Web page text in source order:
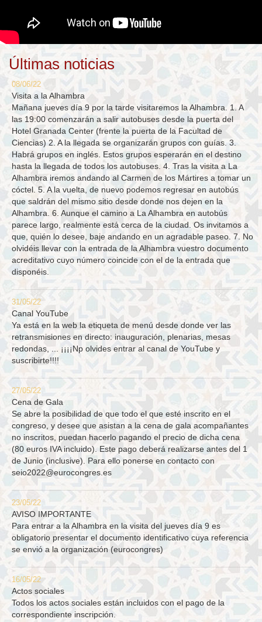
Últimas noticias
08/06/22
Visita a la Alhambra
Mañana jueves día 9 por la tarde visitaremos la Alhambra. 1. A
las 19:00 comenzarán a salir autobuses desde la puerta del
Hotel Granada Center (frente la puerta de la Facultad de
Ciencias) 2. A la llegada se organizarán grupos con guías. 3.
Habrá grupos en inglés. Estos grupos esperarán en el destino
hasta la llegada de todos los autobuses. 4. Tras la visita a La
Alhambra iremos andando al Carmen de los Mártires a tomar un
cóctel. 5. A la vuelta, de nuevo podemos regresar en autobús
que saldrán del mismo sitio desde donde nos dejen en la
Alhambra. 6. Aunque el camino a La Alhambra en autobús
parece largo, realmente está cerca de la ciudad. Os invitamos a
que, quién lo desee, baje andando en un agradable paseo. 7. No
olvidéis llevar con la entrada de la Alhambra vuestro documento
acreditativo cuyo número coincide con el de la entrada que
disponéis.
31/05/22
Canal YouTube
Ya está en la web la etiqueta de menú desde donde ver las
retransmisiones en directo: inauguración, plenarias, mesas
redondas, ... ¡¡¡¡Np olvides entrar al canal de YouTube y
suscribirte!!!!
27/05/22
Cena de Gala
Se abre la posibilidad de que todo el que esté inscrito en el
congreso, y desee que asistan a la cena de gala acompañantes
no inscritos, puedan hacerlo pagando el precio de dicha cena
(80 euros IVA incluido). Este pago deberá realizarse antes del 1
de Junio (inclusive). Para ello ponerse en contacto con
seio2022@eurocongres.es
23/05/22
AVISO IMPORTANTE
Para entrar a la Alhambra en la visita del jueves día 9 es
obligatorio presentar el documento identificativo cuya referencia
se envió a la organización (eurocongres)
16/05/22
Actos sociales
Todos los actos sociales están incluidos con el pago de la
correspondiente inscripción.